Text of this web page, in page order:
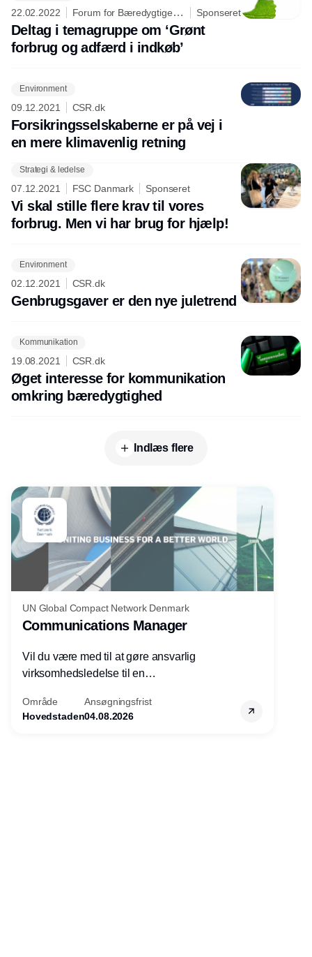
22.02.2022
Forum for Bæredygtige
Indkøb
Sponseret
Deltag i temagruppe om ‘Grønt
forbrug og adfærd i indkøb’
Environment
09.12.2021 CSR.dk
Forsikringsselskaberne er på vej i
en mere klimavenlig retning
Strategi & ledelse
07.12.2021 FSC Danmark Sponseret
Vi skal stille flere krav til vores
forbrug. Men vi har brug for hjælp!
Environment
02.12.2021 CSR.dk
Genbrugsgaver er den nye juletrend
Kommunikation
19.08.2021 CSR.dk
Øget interesse for kommunikation
omkring bæredygtighed
Indlæs flere
UN Global Compact Network Denmark
Communications Manager
Vil du være med til at gøre ansvarlig
virksomhedsledelse til en
virksomheder?
Område
Hovedstaden
Ansøgningsfrist
04.08.2026